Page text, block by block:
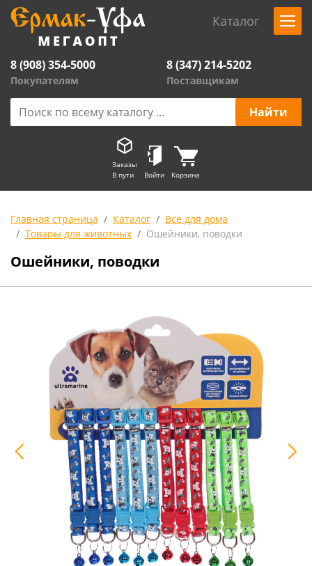
Каталог
8 (908) 354-5000
Покупателям
8 (347) 214-5202
Поставщикам
Заказы
В пути
Войти Корзина
Главная страница Каталог
Все для дома
Товары для животных
Ошейники, поводки
Ошейники, поводки